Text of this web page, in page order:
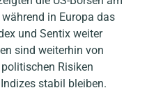
in Europa das
und Sentix weiter
sind weiterhin von
Risiken
stabil bleiben.